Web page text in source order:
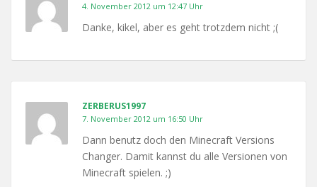
4. November 2012 um 12:47 Uhr
Danke, kikel, aber es geht trotzdem nicht ;(
ZERBERUS1997
7. November 2012 um 16:50 Uhr
Dann benutz doch den Minecraft Versions
Changer. Damit kannst du alle Versionen von
Minecraft spielen. ;)